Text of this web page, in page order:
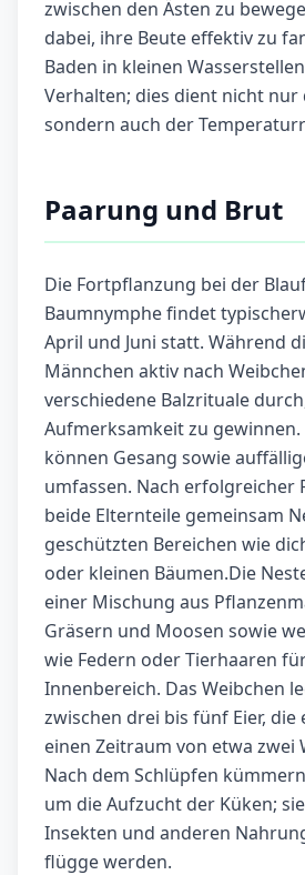
zwischen den Ästen zu
dabei, ihre Beute effektiv zu
Baden in kleinen
Verhalten; dies dient nicht nur
sondern auch der
Paarung und Brut
Die Fortpflanzung bei der
Baumnymphe findet
April und Juni statt. Während
Männchen aktiv nach
verschiedene Balzrituale
Aufmerksamkeit zu gewinnen.
können Gesang sowie
umfassen. Nach erfolgreicher
beide Elternteile gemeinsam
geschützten Bereichen wie
oder kleinen Bäumen.Die
einer Mischung aus
Gräsern und Moosen sowie
wie Federn oder Tierhaaren
Innenbereich. Das Weibchen
zwischen drei bis fünf Eier, die
einen Zeitraum von etwa zwei
Nach dem Schlüpfen
um die Aufzucht der Küken;
Insekten und anderen
flügge werden.